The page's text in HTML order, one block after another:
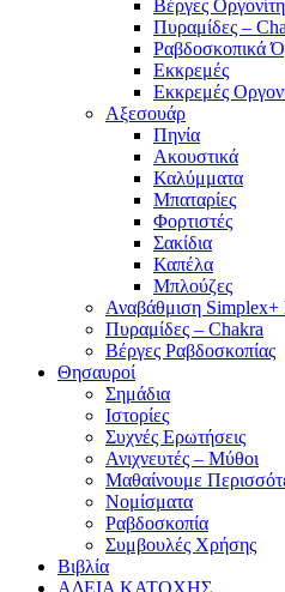
Βέργες Οργονίτη
Πυραμίδες –
Ραβδοσκοπικά
Εκκρεμές
Εκκρεμές
Αξεσουάρ
Πηνία
Ακουστικά
Καλύμματα
Μπαταρίες
Φορτιστές
Σακίδια
Καπέλα
Μπλούζες
Αναβάθμιση
Πυραμίδες – Chakra
Βέργες Ραβδοσκοπίας
Θησαυροί
Σημάδια
Ιστορίες
Συχνές Ερωτήσεις
Ανιχνευτές – Μύθοι
Μαθαίνουμε
Νομίσματα
Ραβδοσκοπία
Συμβουλές Χρήσης
Βιβλία
ΑΔΕΙΑ ΚΑΤΟΧΗΣ